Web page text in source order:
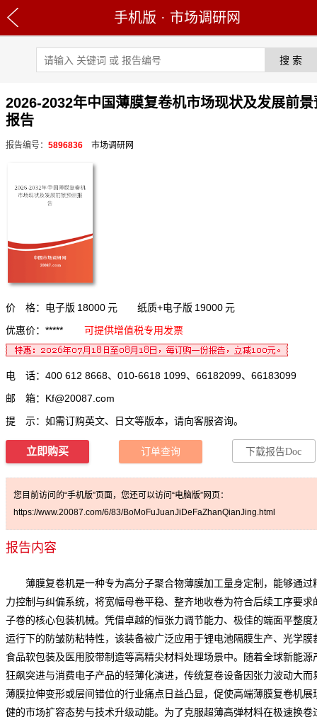
手机版 · 市场调研网
2026-2032年中国薄膜复卷机市场现状及发展前景
报告
报告编号： 5896836 市场调研网
价 格：电子版 18000 元 纸质+电子版 19000 元
优惠价：*****
可提供增值税专用发票
电 话：400 612 8668、010-6618 1099、66182099、66183099
邮 箱： Kf@20087.com
提 示：如需订购英文、日文等版本，请向客服咨询。
立即购买 订单查询 下载报告Doc
您目前访问的“手机版”页面，您还可以访问“电脑版”网页：
https://www.20087.com/6/83/BoMoFuJuanJiDeFaZhanQianJing.html
报告内容
薄膜复卷机是一种专为高分子聚合物薄膜加工量身定制，能够通过
力控制与纠偏系统，将宽幅母卷平稳、整齐地收卷为符合后续工序要求
子卷的核心包装机械。凭借卓越的恒张力调节能力、极佳的端面平整度
运行下的防皱防粘特性，该装备被广泛应用于锂电池隔膜生产、光学膜
食品软包装及医用胶带制造等高精尖材料处理场景中。随着全球新能源
狂飙突进与消费电子产品的轻薄化演进，传统复卷设备因张力波动大而
薄膜拉伸变形或层间错位的行业痛点日益凸显，促使高端薄膜复卷机展
健的市场扩容态势与技术升级动能。为了克服超薄高弹材料在极速换卷